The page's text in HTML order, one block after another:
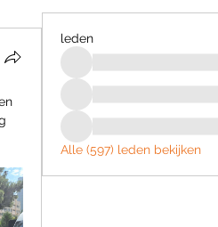
leden
Alle (597) leden bekijken